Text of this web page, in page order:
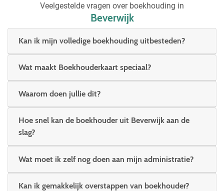
Veelgestelde vragen over boekhouding in
Beverwijk
Kan ik mijn volledige boekhouding uitbesteden?
Wat maakt Boekhouderkaart speciaal?
Waarom doen jullie dit?
Hoe snel kan de boekhouder uit Beverwijk aan de
slag?
Wat moet ik zelf nog doen aan mijn administratie?
Kan ik gemakkelijk overstappen van boekhouder?